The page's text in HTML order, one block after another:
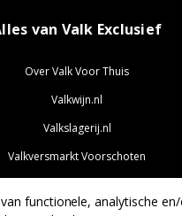
van Valk Exclusief
Over Valk Voor Thuis
Valkwijn.nl
Valkslagerij.nl
Valkversmarkt Voorschoten
functionele, analytische